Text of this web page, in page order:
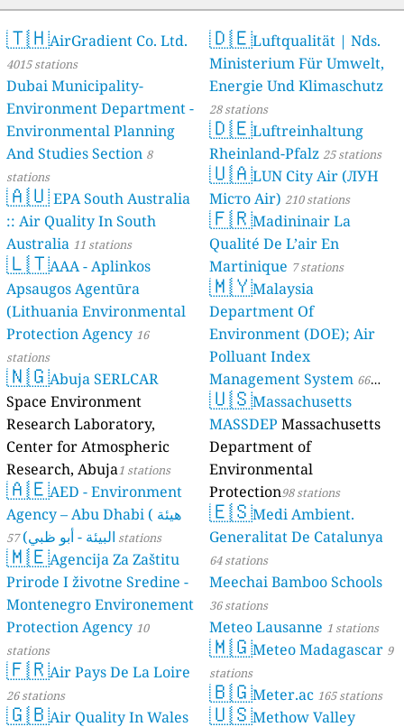
🇹🇭AirGradient Co. Ltd.
4015 stations
Dubai Municipality-
Environment Department -
Environmental Planning
And Studies Section 8
stations
🇦🇺EPA South Australia
:: Air Quality In South
Australia 11 stations
🇱🇹AAA - Aplinkos
Apsaugos Agentūra
(Lithuania Environmental
Protection Agency 16
stations
🇳🇬Abuja SERLCAR
Space Environment
Research Laboratory,
Center for Atmospheric
Research, Abuja1 stations
🇦🇪AED - Environment
Agency – Abu Dhabi ( هيئة
البيئة - أبو ظبي) 57 stations
🇲🇪Agencija Za Zaštitu
Prirode I životne Sredine -
Montenegro Environement
Protection Agency 10
stations
🇫🇷Air Pays De La Loire
26 stations
🇬🇧Air Quality In Wales
🇩🇪Luftqualität | Nds.
Ministerium Für Umwelt,
Energie Und Klimaschutz
28 stations
🇩🇪Luftreinhaltung
Rheinland-Pfalz 25 stations
🇺🇦LUN City Air (ЛУН
Місто Air) 210 stations
🇫🇷Madininair La
Qualité De L’air En
Martinique 7 stations
🇲🇾Malaysia
Department Of
Environment (DOE); Air
Polluant Index
Management System 66
stations
🇺🇸Massachusetts
MASSDEP Massachusetts
Department of
Environmental
Protection98 stations
🇪🇸Medi Ambient.
Generalitat De Catalunya
64 stations
Meechai Bamboo Schools
36 stations
Meteo Lausanne 1 stations
🇲🇬Meteo Madagascar 9
stations
🇧🇬Meter.ac 165 stations
🇺🇸Methow Valley